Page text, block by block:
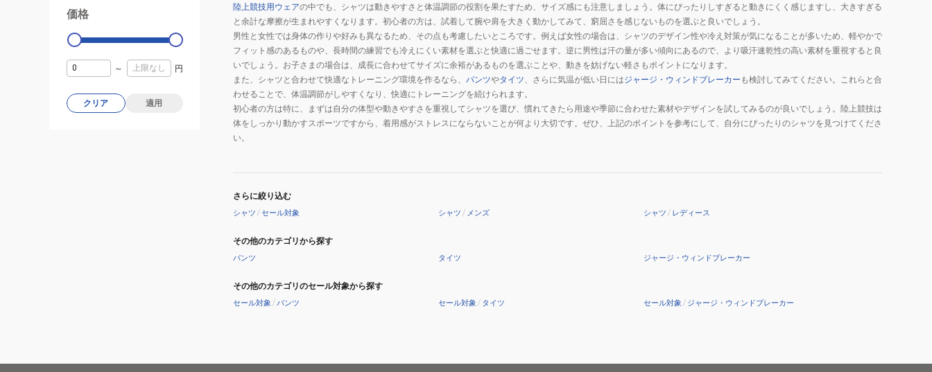
陸上競技用ウェアの中でも、シャツは動きやすさと体温調節の役割を果たすため、サイズ感にも注意しましょう。体にぴったりしすぎると動きにくく感じますし、大きすぎる
と余計な摩擦が生まれやすくなります。初心者の方は、試着して腕や肩を大きく動かしてみて、窮屈さを感じないものを選ぶと良いでしょう。
男性と女性では身体の作りや好みも異なるため、その点も考慮したいところです。例えば女性の場合は、シャツのデザイン性や冷え対策が気になることが多いため、軽やかで
フィット感のあるものや、長時間の練習でも冷えにくい素材を選ぶと快適に過ごせます。逆に男性は汗の量が多い傾向にあるので、より吸汗速乾性の高い素材を重視すると良
いでしょう。お子さまの場合は、成長に合わせてサイズに余裕があるものを選ぶことや、動きを妨げない軽さもポイントになります。
また、シャツと合わせて快適なトレーニング環境を作るなら、 パンツやタイツ 、さらに気温が低い日にはジャージ・ウィンドブレーカー も検討してみてください。これらと合
わせることで、体温調節がしやすくなり、快適にトレーニングを続けられます。
初心者の方は特に、まずは自分の体型や動きやすさを重視してシャツを選び、慣れてきたら用途や季節に合わせた素材やデザインを試してみるのが良いでしょう。陸上競技は
体をしっかり動かすスポーツですから、着用感がストレスにならないことが何より大切です。ぜひ、上記のポイントを参考にして、自分にぴったりのシャツを見つけてくださ
い。
さらに絞り込む
シャツ /セール対象 シャツ / メンズ シャツ / レディース
その他のカテゴリから探す
パンツ タイツ ジャージ・ウィンドブレーカー
その他のカテゴリのセール対象から探す
セール対象 /パンツ セール対象 / タイツ セール対象 / ジャージ・ウィンドブレーカー
価格
0
～ 円
クリア 適用